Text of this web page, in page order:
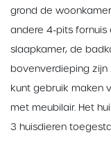
grond de
andere 4-pits fornuis
slaapkamer, de
bovenverdieping zijn
kunt gebruik maken
met meubilair. Het
3 huisdieren